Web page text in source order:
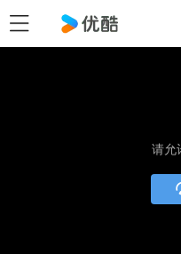
请允